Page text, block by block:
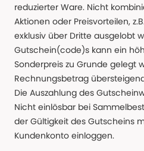
reduzierter Ware. Nicht
Aktionen oder Preisvorteilen,
exklusiv über Dritte ausgelobt
Gutschein(code)s kann ein
Sonderpreis zu Grunde gelegt
Rechnungsbetrag
Die Auszahlung des
Nicht einlösbar bei
der Gültigkeit des Gutscheins
Kundenkonto einloggen.